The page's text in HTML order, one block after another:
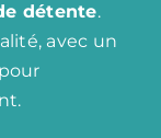
détente.
avec un